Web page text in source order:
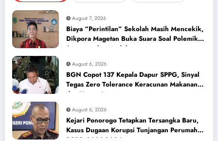
August 7, 2026
Biaya “Perintilan” Sekolah Masih Mencekik,
Dikpora Magetan Buka Suara Soal Polemik
Seragam dan Modul
August 6, 2026
BGN Copot 137 Kepala Dapur SPPG, Sinyal
Tegas Zero Tolerance Keracunan Makanan
dan Korupsi
August 6, 2026
Kejari Ponorogo Tetapkan Tersangka Baru,
Kasus Dugaan Korupsi Tunjangan Perumahan